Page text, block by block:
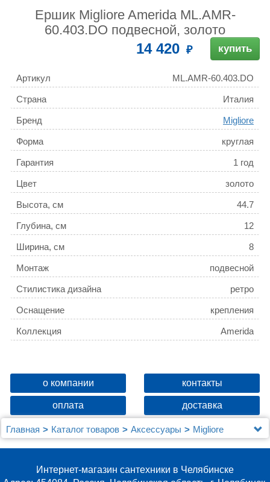
Ершик Migliore Amerida ML.AMR-
60.403.DO подвесной, золото
14 420 купить
Артикул ML.AMR-60.403.DO
Страна Италия
Бренд Migliore
Форма круглая
Гарантия 1 год
Цвет золото
Высота, см 44.7
Глубина, см 12
Ширина, см 8
Монтаж подвесной
Стилистика дизайна ретро
Оснащение крепления
Коллекция Amerida
о компании контакты
оплата доставка
Главная Каталог товаров Аксессуары
Migliore
Ершик Migliore Amerida ML.AMR-60.403.DO
Интернет-магазин сантехники в Челябинске